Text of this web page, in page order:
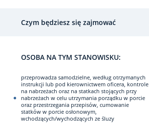
Czym będziesz się zajmować
OSOBA NA TYM STANOWISKU:
przeprowadza samodzielne, według otrzymanych
instrukcji lub pod kierownictwem oficera, kontrole
na nabrzeżach oraz na statkach stojących przy
nabrzeżach w celu utrzymania porządku w porcie
oraz przestrzegania przepisów, cumowanie
statków w porcie osłonowym,
wchodzących/wychodzących ze śluzy